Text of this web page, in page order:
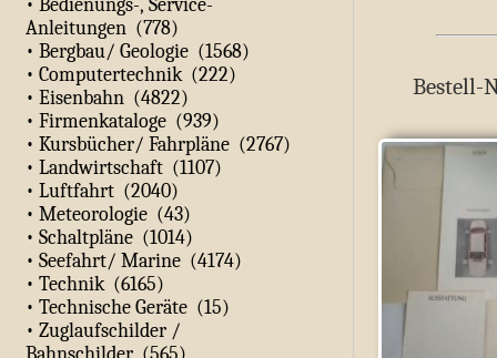
• Bedienungs-, Service-
Anleitungen (778)
• Bergbau/ Geologie (1568)
• Computertechnik (222)
• Eisenbahn (4822)
• Firmenkataloge (939)
• Kursbücher/ Fahrpläne (2767)
• Landwirtschaft (1107)
• Luftfahrt (2040)
• Meteorologie (43)
• Schaltpläne (1014)
• Seefahrt/ Marine (4174)
• Technik (6165)
• Technische Geräte (15)
• Zuglaufschilder /
Bestell-